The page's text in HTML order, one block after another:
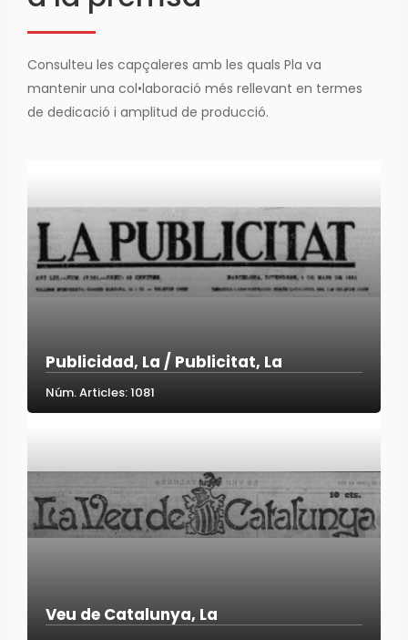
Consulteu les capçaleres amb les quals Pla va
mantenir una col•laboració més rellevant en termes
de dedicació i amplitud de producció.
Publicidad, La / Publicitat, La
Núm. Articles: 1081
Veu de Catalunya, La